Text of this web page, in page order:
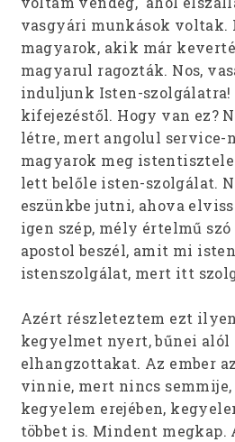
vasgyári munkások voltak.
magyarok, akik már
magyarul ragozták. Nos,
induljunk Isten-szolgálatra!
kifejezéstől. Hogy van ez?
létre, mert angolul
magyarok meg
lett belőle isten-szolgálat.
eszünkbe jutni, ahova
igen szép, mély értelmű
apostol beszél, amit mi
istenszolgálat, mert itt
Azért részleteztem ezt
kegyelmet nyert, bűnei alól
elhangzottakat. Az ember
vinnie, mert nincs
kegyelem erejében,
többet is. Mindent megkap.